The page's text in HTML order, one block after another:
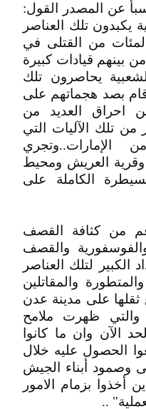
سبأ عن المصدر القول:
يكبدون تلك العناصر
من القتلى في
قيادات كبيرة
يحاصرون تلك
بصد هجماتهم على
احراق العديد من
من تلك اﻵليات التي
اﻹمارات..وتجري
العريش ومحيط
الكاملة على
من كثافة القصف
والفوسفورية والقصف
الكبير لتلك العناصر
والمقاتلين
على مدينة عدن
والتي ظهرت ملامح
اﻵن وان ما كانوا
الحصول عليه خلال
وصمود أبناء الجيش
أخذوا بزمام الامور
..